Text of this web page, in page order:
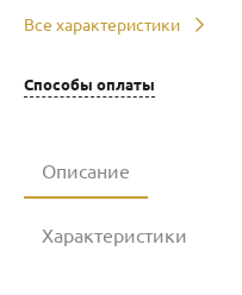
Все характеристики
Способы оплаты
Описание
Характеристики